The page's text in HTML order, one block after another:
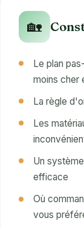
🏡
Le plan
moins cher
La règle
Les
Un
efficace
Où
vous